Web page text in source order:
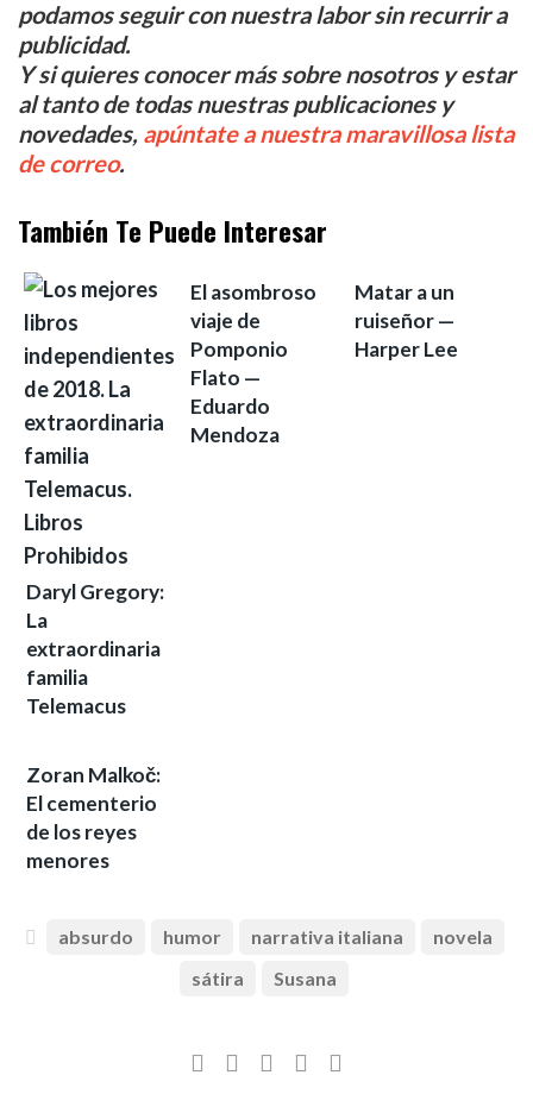
podamos seguir con nuestra labor sin recurrir a
publicidad.
Y si quieres conocer más sobre nosotros y estar
al tanto de todas nuestras publicaciones y
novedades, apúntate a nuestra maravillosa lista
de correo.
También Te Puede Interesar
Daryl Gregory:
La
extraordinaria
familia
Telemacus
El asombroso
viaje de
Pomponio
Flato —
Eduardo
Mendoza
Matar a un
ruiseñor —
Harper Lee
Zoran Malkoč:
El cementerio
de los reyes
menores
absurdo humor narrativa italiana
novela
sátira
Susana